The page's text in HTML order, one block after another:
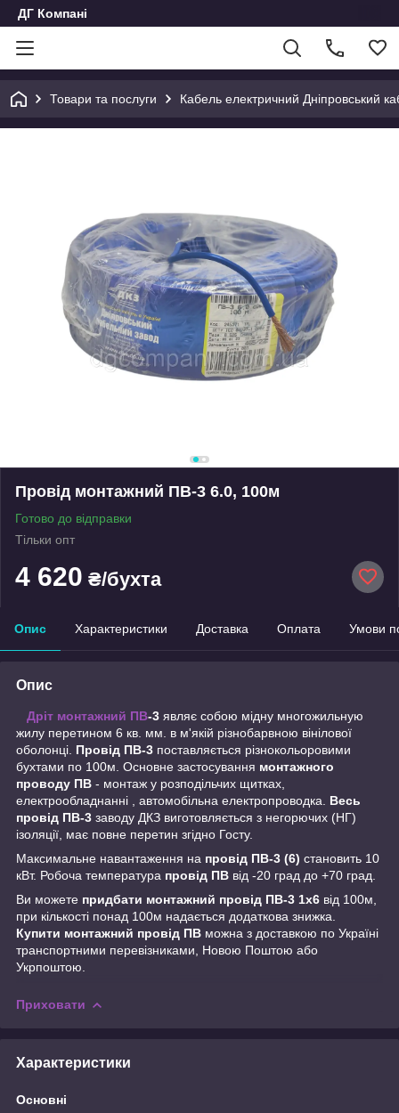
ДГ Компані
Товари та послуги Кабель електричний Дніпровський
Провід монтажний ПВ-3 6.0, 100м
Готово до відправки
Тільки опт
4 620 ₴/бухта
Опис Характеристики Доставка Оплата Умови
Опис
Дріт монтажний ПВ-3 являє собою мідну многожильную
жилу перетином 6 кв. мм. в м'якій різнобарвною вінілової
оболонці. Провід ПВ-3 поставляється різнокольоровими
бухтами по 100м. Основне застосування монтажного
проводу ПВ - монтаж у розподільчих щитках,
електрообладнанні , автомобільна електропроводка. Весь
провід ПВ-3 заводу ДКЗ виготовляється з негорючих (НГ)
ізоляції, має повне перетин згідно Госту.
Максимальне навантаження на провід ПВ-3 (6) становить 10
кВт. Робоча температура провід ПВ від -20 град до +70 град.
Ви можете придбати монтажний провід ПВ-3 1х6 від 100м,
при кількості понад 100м надається додаткова знижка.
Купити монтажний провід ПВ можна з доставкою по Україні
транспортними перевізниками, Новою Поштою або
Укрпоштою.
Приховати
Характеристики
Основні